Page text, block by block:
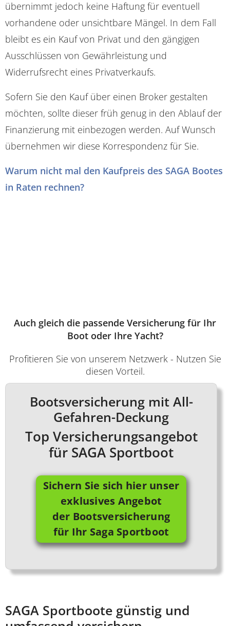
übernimmt jedoch keine Haftung für eventuell
vorhandene oder unsichtbare Mängel. In dem Fall
bleibt es ein Kauf von Privat und den gängigen
Ausschlüssen von Gewährleistung und
Widerrufsrecht eines Privatverkaufs.
Sofern Sie den Kauf über einen Broker gestalten
möchten, sollte dieser früh genug in den Ablauf der
Finanzierung mit einbezogen werden. Auf Wunsch
übernehmen wir diese Korrespondenz für Sie.
Warum nicht mal den Kaufpreis des SAGA Bootes
in Raten rechnen?
Auch gleich die passende Versicherung für Ihr
Boot oder Ihre Yacht?
Profitieren Sie von unserem Netzwerk - Nutzen Sie
diesen Vorteil.
Bootsversicherung mit All-
Gefahren-Deckung
Top Versicherungsangebot
für SAGA Sportboot
Sichern Sie sich hier unser
exklusives Angebot
der Bootsversicherung
für Ihr Saga Sportboot
SAGA Sportboote günstig und